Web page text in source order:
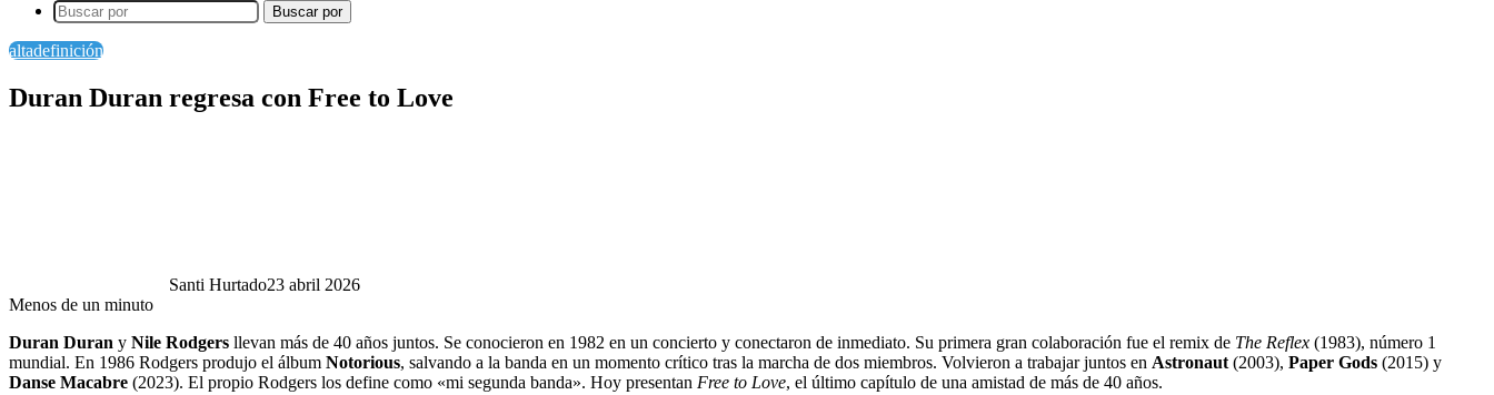
Buscar por
altadefinición
Duran Duran regresa con Free to Love
Santi Hurtado23 abril 2026
Menos de un minuto
Duran Duran y Nile Rodgers llevan más de 40 años juntos. Se conocieron en 1982 en un concierto y conectaron de inmediato. Su primera gran colaboración fue el remix de The Reflex (1983), número 1
mundial. En 1986 Rodgers produjo el álbum Notorious, salvando a la banda en un momento crítico tras la marcha de dos miembros. Volvieron a trabajar juntos en Astronaut (2003), Paper Gods (2015) y
Danse Macabre (2023). El propio Rodgers los define como «mi segunda banda». Hoy presentan Free to Love, el último capítulo de una amistad de más de 40 años.